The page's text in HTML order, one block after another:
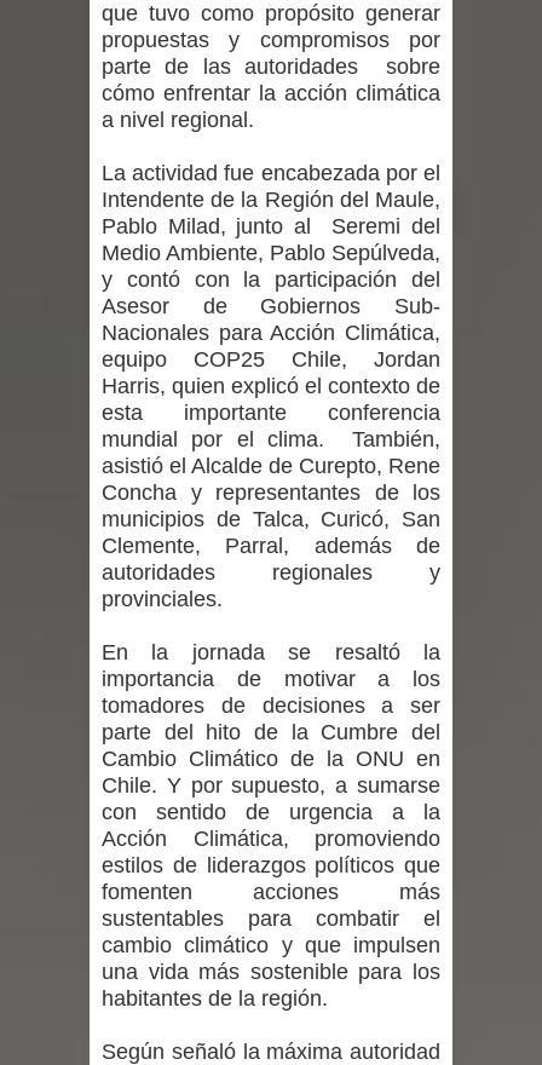
emergencia.
Del anime al K-pop: especialistas U.
de Chile analizan el creciente interés
por las culturas japonesa y coreana
Renuncia del seremi Minvu en el
Maule golpea al Gobierno en medio de
denuncias por viviendas sociales en
Talca
Diputado Jorge Guzmán rechaza
proyecto de interconexión eléctrica
en la alta cordillera del Maule por su
impacto ambiental
INDAP entregó $189 millones en
incentivos a usuarios de PRODESAL
de la provincia de Linares
Municipalidad de Curicó apuesta a la
innovación en tecnología educativa
con nuevas pantallas interactivas del
Colegio El Boldo
Municipalidad de Curicó inició
proceso de vacunación escolar
que tuvo como propósito generar
propuestas y compromisos por
parte de las autoridades sobre
cómo enfrentar la acción climática
a nivel regional.
La actividad fue encabezada por el
Intendente de la Región del Maule,
Pablo Milad, junto al Seremi del
Medio Ambiente, Pablo Sepúlveda,
y contó con la participación del
Asesor de Gobiernos Sub-
Nacionales para Acción Climática,
equipo COP25 Chile, Jordan
Harris, quien explicó el contexto de
esta importante conferencia
mundial por el clima. También,
asistió el Alcalde de Curepto, Rene
Concha y representantes de los
municipios de Talca, Curicó, San
Clemente, Parral, además de
autoridades regionales y
provinciales.
En la jornada se resaltó la
importancia de motivar a los
tomadores de decisiones a ser
parte del hito de la Cumbre del
Cambio Climático de la ONU en
Chile. Y por supuesto, a sumarse
con sentido de urgencia a la
Acción Climática, promoviendo
estilos de liderazgos políticos que
fomenten acciones más
sustentables para combatir el
cambio climático y que impulsen
una vida más sostenible para los
habitantes de la región.
Según señaló la máxima autoridad